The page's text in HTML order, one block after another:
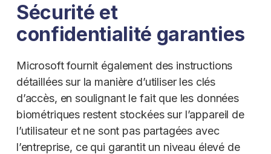
Sécurité et
confidentialité garanties
Microsoft fournit également des instructions
détaillées sur la manière d’utiliser les clés
d’accès, en soulignant le fait que les données
biométriques restent stockées sur l’appareil de
l’utilisateur et ne sont pas partagées avec
l’entreprise, ce qui garantit un niveau élevé de